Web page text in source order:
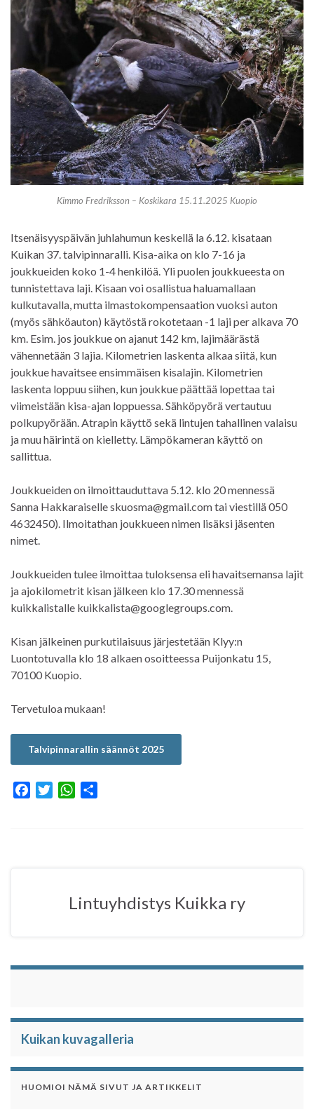
Kimmo Fredriksson – Koskikara 15.11.2025 Kuopio
Itsenäisyyspäivän juhlahumun keskellä la 6.12. kisataan
Kuikan 37. talvipinnaralli. Kisa-aika on klo 7-16 ja
joukkueiden koko 1-4 henkilöä. Yli puolen joukkueesta on
tunnistettava laji. Kisaan voi osallistua haluamallaan
kulkutavalla, mutta ilmastokompensaation vuoksi auton
(myös sähköauton) käytöstä rokotetaan -1 laji per alkava 70
km. Esim. jos joukkue on ajanut 142 km, lajimäärästä
vähennetään 3 lajia. Kilometrien laskenta alkaa siitä, kun
joukkue havaitsee ensimmäisen kisalajin. Kilometrien
laskenta loppuu siihen, kun joukkue päättää lopettaa tai
viimeistään kisa-ajan loppuessa. Sähköpyörä vertautuu
polkupyörään. Atrapin käyttö sekä lintujen tahallinen valaisu
ja muu häirintä on kielletty. Lämpökameran käyttö on
sallittua.
Joukkueiden on ilmoittauduttava 5.12. klo 20 mennessä
Sanna Hakkaraiselle skuosma@gmail.com tai viestillä 050
4632450). Ilmoitathan joukkueen nimen lisäksi jäsenten
nimet.
Joukkueiden tulee ilmoittaa tuloksensa eli havaitsemansa lajit
ja ajokilometrit kisan jälkeen klo 17.30 mennessä
kuikkalistalle kuikkalista@googlegroups.com.
Kisan jälkeinen purkutilaisuus järjestetään Klyy:n
Luontotuvalla klo 18 alkaen osoitteessa Puijonkatu 15,
70100 Kuopio.
Tervetuloa mukaan!
Talvipinnarallin säännöt 2025
W
p
Lintuyhdistys Kuikka ry
Kuikan kuvagalleria
HUOMIOI NÄMÄ SIVUT JA ARTIKKELIT